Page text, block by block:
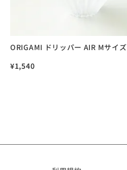
ORIGAMI ドリッパー AIR Mサイズ
¥1,540